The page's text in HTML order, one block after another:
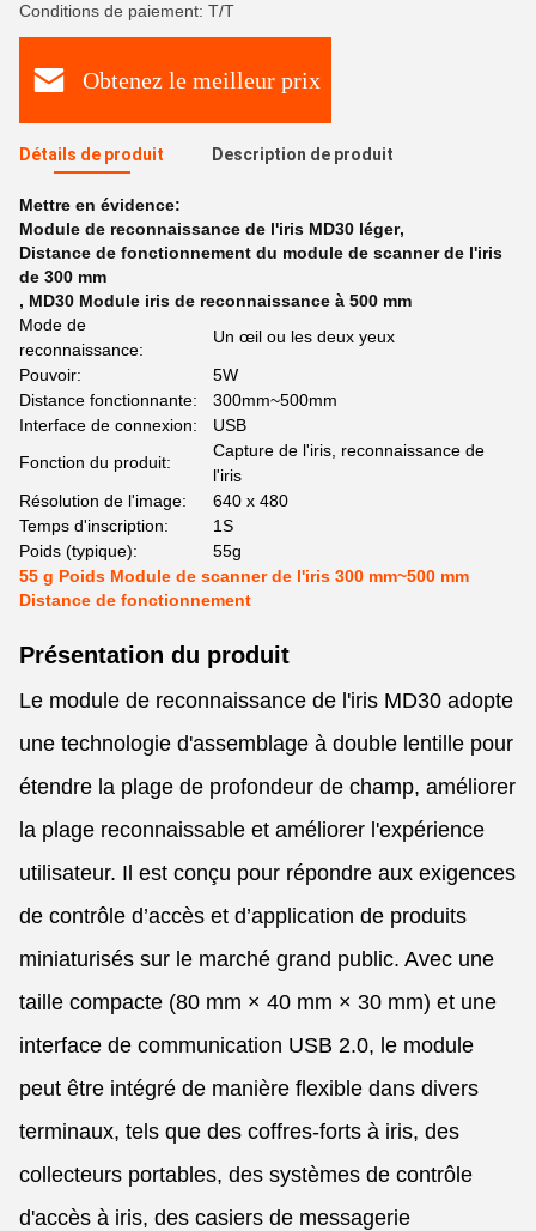
Conditions de paiement: T/T
Obtenez le meilleur prix
Détails de produit Description de produit
Mettre en évidence:
Module de reconnaissance de l'iris MD30 léger,
Distance de fonctionnement du module de scanner de l'iris
de 300 mm
, MD30 Module iris de reconnaissance à 500 mm
Mode de
reconnaissance:
Un œil ou les deux yeux
Pouvoir:
5W
Distance fonctionnante:
300mm~500mm
Interface de connexion:
USB
Fonction du produit:
Capture de l'iris, reconnaissance de
l'iris
Résolution de l'image:
640 x 480
Temps d'inscription:
1S
Poids (typique):
55g
55 g Poids Module de scanner de l'iris 300 mm~500 mm
Distance de fonctionnement
Présentation du produit
Le module de reconnaissance de l'iris MD30 adopte
une technologie d'assemblage à double lentille pour
étendre la plage de profondeur de champ, améliorer
la plage reconnaissable et améliorer l'expérience
utilisateur. Il est conçu pour répondre aux exigences
de contrôle d’accès et d’application de produits
miniaturisés sur le marché grand public. Avec une
taille compacte (80 mm × 40 mm × 30 mm) et une
interface de communication USB 2.0, le module
peut être intégré de manière flexible dans divers
terminaux, tels que des coffres-forts à iris, des
collecteurs portables, des systèmes de contrôle
d'accès à iris, des casiers de messagerie